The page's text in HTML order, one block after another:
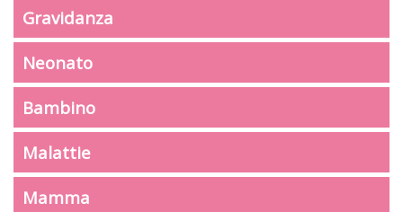
Gravidanza
Neonato
Bambino
Malattie
Mamma